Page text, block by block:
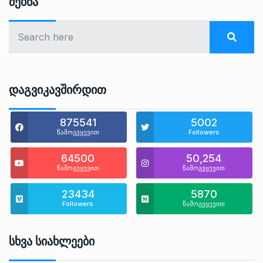
Დაგვიკავშირდით
875541
წამოგვყევით
5002
Followers
64500
წამოგვყევით
50,254
წამოგვყევით
23434
Followers
5870
წამოგვყევით
Სხვა Სიახლეები